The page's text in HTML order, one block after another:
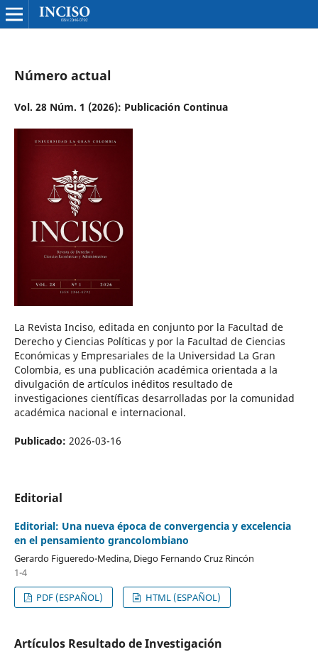
Número actual
Vol. 28 Núm. 1 (2026): Publicación Continua
La Revista Inciso, editada en conjunto por la Facultad de
Derecho y Ciencias Políticas y por la Facultad de Ciencias
Económicas y Empresariales de la Universidad La Gran
Colombia, es una publicación académica orientada a la
divulgación de artículos inéditos resultado de
investigaciones científicas desarrolladas por la comunidad
académica nacional e internacional.
Publicado: 2026-03-16
Editorial
Editorial: Una nueva época de convergencia y excelencia
en el pensamiento grancolombiano
Gerardo Figueredo-Medina, Diego Fernando Cruz Rincón
1-4
PDF (ESPAÑOL)
HTML (ESPAÑOL)
Artículos Resultado de Investigación